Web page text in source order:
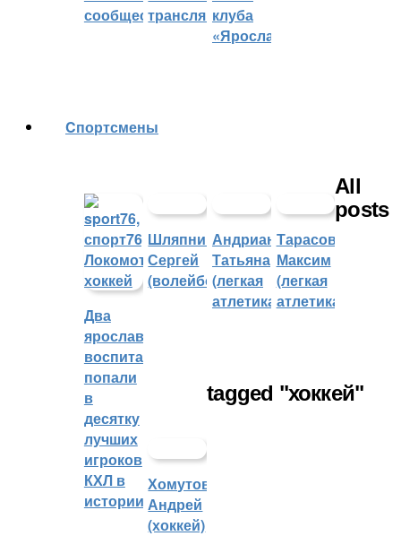
сообществатрансляцийклуба
«Ярославич»
Cпортсмены
Два
ярославских
воспитанника
попали
в
десятку
лучших
игроков
КХЛ в
истории
Шляпников
Сергей
(волейбол)
Андрианова
Татьяна
(легкая
атлетика)
Тарасов
Максим
(легкая
атлетика)
Хомутов
Андрей
(хоккей)
All
posts
tagged "хоккей"